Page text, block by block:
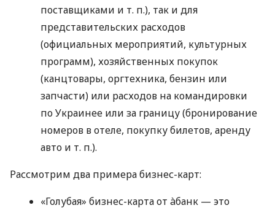
поставщиками и т. п.), так и для
представительских расходов
(официальных мероприятий, культурных
программ), хозяйственных покупок
(канцтовары, оргтехника, бензин или
запчасти) или расходов на командировки
по Украинее или за границу (бронирование
номеров в отеле, покупку билетов, аренду
авто и т. п.).
Рассмотрим два примера бизнес-карт:
«Голубая» бизнес-карта от àбанк — это